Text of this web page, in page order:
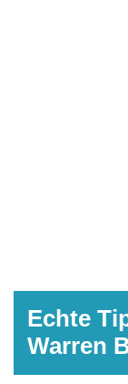
Echte
Warren